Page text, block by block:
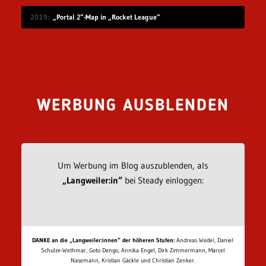
2019 „Portal 2“-Map in „Rocket League“
WERBUNG AUSBLENDEN
Um Werbung im Blog auszublenden, als
„Langweiler:in“bei Steady einloggen:
DANKE an die „Langweiler:innen“ der höheren Stufen: Andreas Wedel, Daniel
Schulze-Wethmar, Goto Dengo, Annika Engel, Dirk Zimmermann, Marcel
Nasemann, Kristian Gäckle und Christian Zenker.